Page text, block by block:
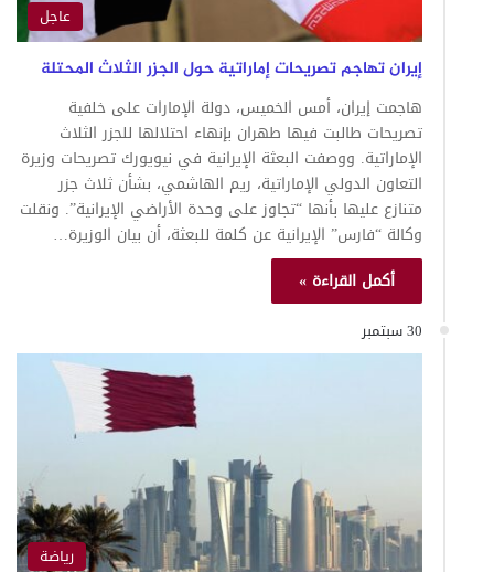
عاجل
إيران تهاجم تصريحات إماراتية حول الجزر الثلاث المحتلة
هاجمت إيران، أمس الخميس، دولة الإمارات على خلفية
تصريحات طالبت فيها طهران بإنهاء احتلالها للجزر الثلاث
الإماراتية. ووصفت البعثة الإيرانية في نيويورك تصريحات وزيرة
التعاون الدولي الإماراتية، ريم الهاشمي، بشأن ثلاث جزر
متنازع عليها بأنها “تجاوز على وحدة الأراضي الإيرانية”. ونقلت
وكالة “فارس” الإيرانية عن كلمة للبعثة، أن بيان الوزيرة…
أكمل القراءة »
30 سبتمبر
رياضة